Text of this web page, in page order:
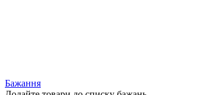
Бажання